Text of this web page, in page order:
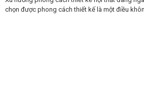
chọn được phong cách thiết kế là một điều